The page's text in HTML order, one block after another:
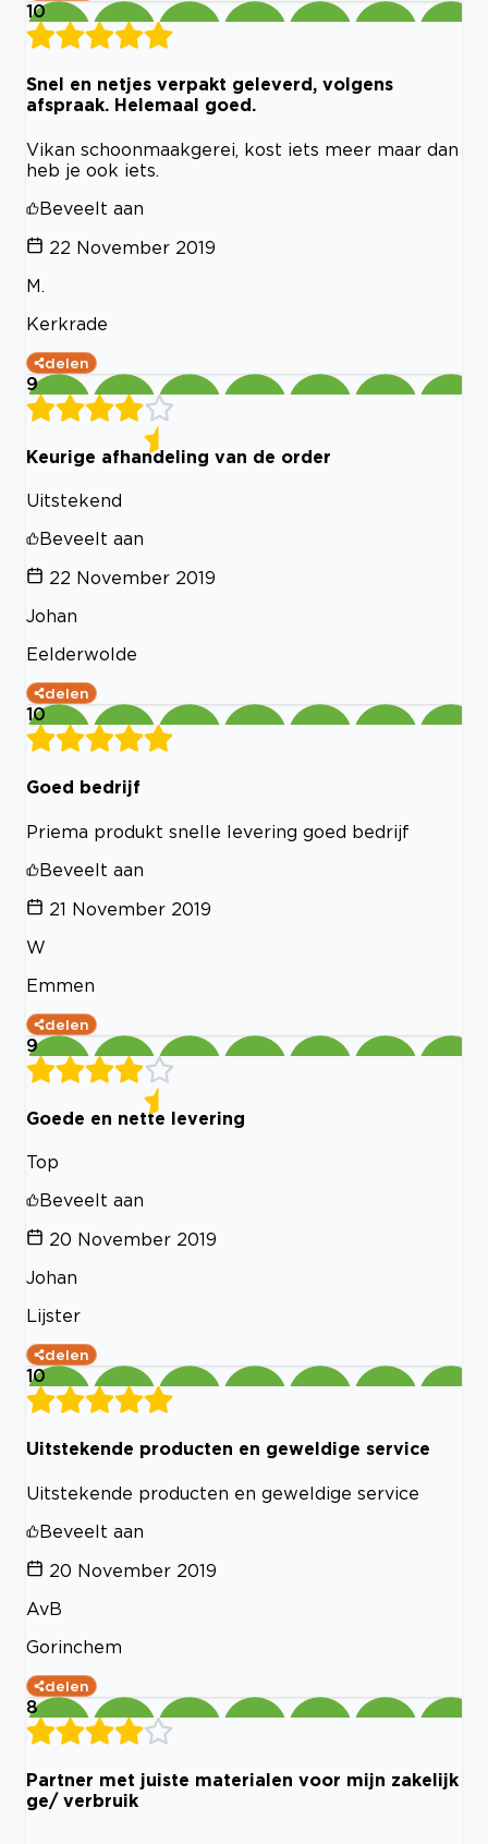
10
Snel en netjes verpakt geleverd, volgens
afspraak. Helemaal goed.
Vikan schoonmaakgerei, kost iets meer maar dan
heb je ook iets.
Beveelt aan
22 November 2019
M.
Kerkrade
delen
9
Keurige afhandeling van de order
Uitstekend
Beveelt aan
22 November 2019
Johan
Eelderwolde
delen
10
Goed bedrijf
Priema produkt snelle levering goed bedrijf
Beveelt aan
21 November 2019
W
Emmen
delen
9
Goede en nette levering
Top
Beveelt aan
20 November 2019
Johan
Lijster
delen
10
Uitstekende producten en geweldige service
Uitstekende producten en geweldige service
Beveelt aan
20 November 2019
AvB
Gorinchem
delen
8
Partner met juiste materialen voor mijn zakelijk
ge/ verbruik